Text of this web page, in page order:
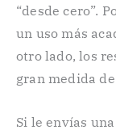
“desde cero”.
un uso más
otro lado, los
gran medida
Si le envías